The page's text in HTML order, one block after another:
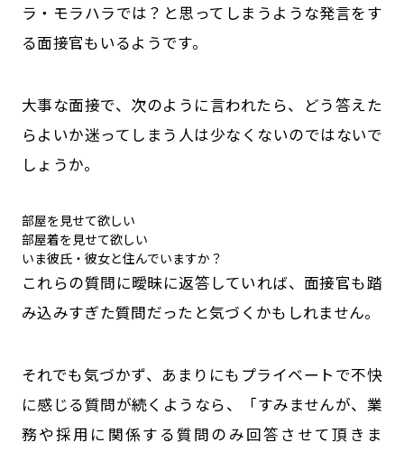
ラ・モラハラでは？と思ってしまうような発言をす
る面接官もいるようです。
大事な面接で、次のように言われたら、どう答えた
らよいか迷ってしまう人は少なくないのではないで
しょうか。
部屋を見せて欲しい
部屋着を見せて欲しい
いま彼氏・彼女と住んでいますか？
これらの質問に曖昧に返答していれば、面接官も踏
み込みすぎた質問だったと気づくかもしれません。
それでも気づかず、あまりにもプライベートで不快
に感じる質問が続くようなら、「すみませんが、業
務や採用に関係する質問のみ回答させて頂きま